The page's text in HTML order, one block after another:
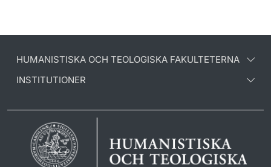
HUMANISTISKA OCH TEOLOGISKA FAKULTETERNA
INSTITUTIONER